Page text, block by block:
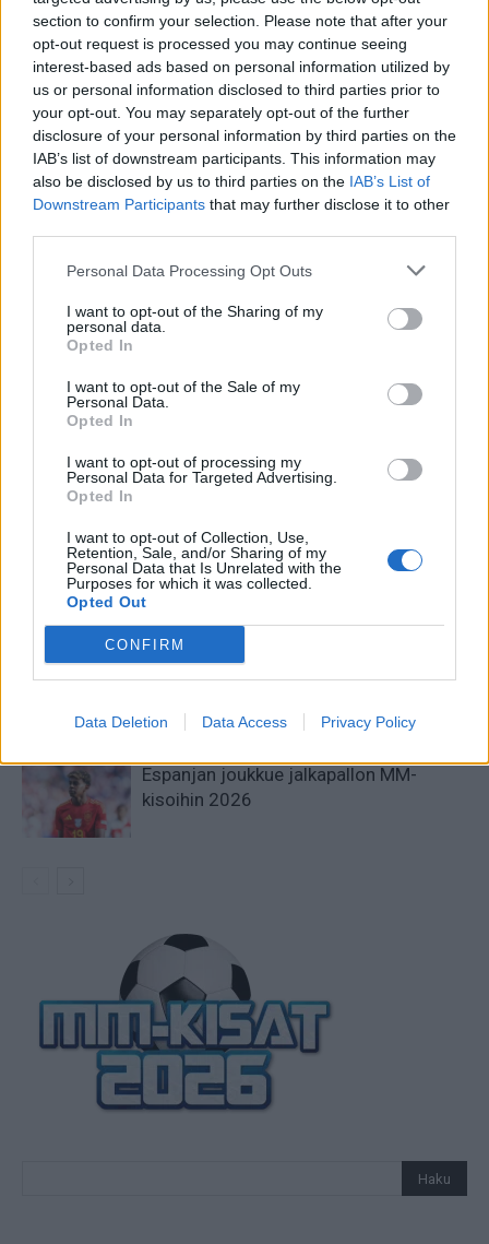
section to confirm your selection. Please note that after your
opt-out request is processed you may continue seeing
interest-based ads based on personal information utilized by
us or personal information disclosed to third parties prior to
your opt-out. You may separately opt-out of the further
disclosure of your personal information by third parties on the
IAB’s list of downstream participants. This information may
also be disclosed by us to third parties on the IAB’s List of
Downstream Participants that may further disclose it to other
Personal Data Processing Opt Outs
I want to opt-out of the Sharing of my
personal data.
Opted In
I want to opt-out of the Sale of my
Personal Data.
Opted In
I want to opt-out of processing my
Personal Data for Targeted Advertising.
Opted In
I want to opt-out of Collection, Use,
Retention, Sale, and/or Sharing of my
Personal Data that Is Unrelated with the
Purposes for which it was collected.
Opted Out
CONFIRM
Data Deletion Data Access Privacy Policy
Francisco Conceição (Juventus)
Pedro Neto (Chelsea)
Rafael Leão (AC Milan)
Gonçalo Guedes (Real Sociedad)
Gonçalo Ramos (PSG)
Cristiano Ronaldo (Al Nassr)
Edellinen artikkeli
Tässä Brasilian joukkue
jalkapallon MM-kisoihin 2026!
Ranskan joukkue jalkapallon
LIITTYVÄT ARTIKKELIT
Jalkapallon MM-kisat 2026
Pudotuspelit – tässä kaavio
Argentiinan joukkue jalkapallon MM-
Espanjan joukkue jalkapallon MM-
kisoihin 2026